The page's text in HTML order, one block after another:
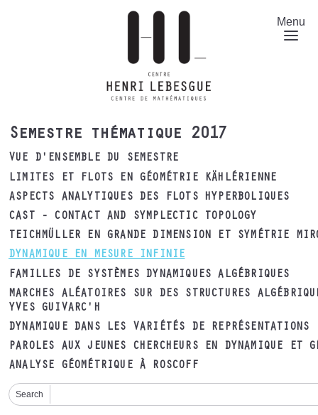
Menu
Semestre thématique 2017
VUE D'ENSEMBLE DU SEMESTRE
LIMITES ET FLOTS EN GÉOMÉTRIE KÄHLÉRIENNE
ASPECTS ANALYTIQUES DES FLOTS HYPERBOLIQUES
CAST - CONTACT AND SYMPLECTIC TOPOLOGY
TEICHMÜLLER EN GRANDE DIMENSION ET SYMÉTRIE
DYNAMIQUE EN MESURE INFINIE
FAMILLES DE SYSTÈMES DYNAMIQUES ALGÉBRIQUES
MARCHES ALÉATOIRES SUR DES STRUCTURES
YVES GUIVARC'H
DYNAMIQUE DANS LES VARIÉTÉS DE REPRÉSENTATIONS
PAROLES AUX JEUNES CHERCHEURS EN DYNAMIQUE ET
ANALYSE GÉOMÉTRIQUE À ROSCOFF
Search